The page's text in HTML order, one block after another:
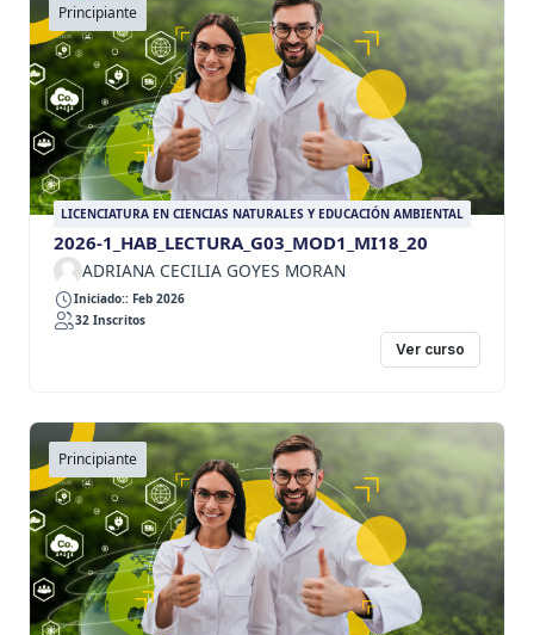
Principiante
LICENCIATURA EN CIENCIAS NATURALES Y EDUCACIÓN AMBIENTAL
2026-1_HAB_LECTURA_G03_MOD1_MI18_20
ADRIANA CECILIA GOYES MORAN
Iniciado:: Feb 2026
32 Inscritos
Ver curso
Principiante